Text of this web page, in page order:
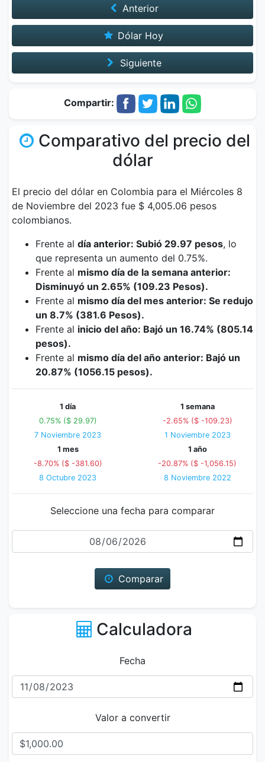
Anterior
Dólar Hoy
Siguiente
Compartir:
Comparativo del precio del
dólar
El precio del dólar en Colombia para el Miércoles 8
de Noviembre del 2023 fue $ 4,005.06 pesos
colombianos.
Frente al día anterior: Subió 29.97 pesos, lo
que representa un aumento del 0.75%.
Frente al mismo día de la semana anterior:
Disminuyó un 2.65% (109.23 Pesos).
Frente al mismo día del mes anterior: Se redujo
un 8.7% (381.6 Pesos).
Frente al inicio del año: Bajó un 16.74% (805.14
pesos).
Frente al mismo día del año anterior: Bajó un
20.87% (1056.15 pesos).
1 día
0.75% ($ 29.97)
7 Noviembre 2023
1 semana
-2.65% ($ -109.23)
1 Noviembre 2023
1 mes
-8.70% ($ -381.60)
8 Octubre 2023
1 año
-20.87% ($ -1,056.15)
8 Noviembre 2022
Seleccione una fecha para comparar
Fecha
Comparar
Calculadora
Fecha
Valor a convertir